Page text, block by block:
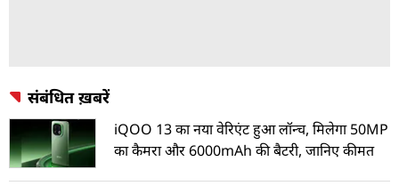
संबंधित ख़बरें
iQOO 13 का नया वेरिएंट हुआ लॉन्च, मिलेगा 50MP
का कैमरा और 6000mAh की बैटरी, जानिए कीमत